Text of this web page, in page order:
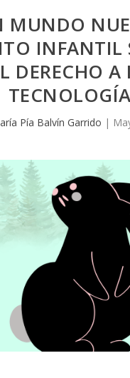
MUNDO
INFANTIL
DERECHO A
TECNOLOGÍA
Pía Balvín Garrido |